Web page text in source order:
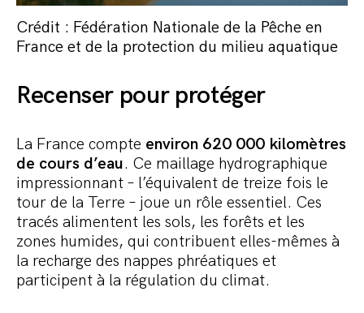
Crédit : Fédération Nationale de la Pêche en
France et de la protection du milieu aquatique
Recenser pour protéger
La France compte environ 620 000 kilomètres
de cours d’eau. Ce maillage hydrographique
impressionnant – l’équivalent de treize fois le
tour de la Terre – joue un rôle essentiel. Ces
tracés alimentent les sols, les forêts et les
zones humides, qui contribuent elles-mêmes à
la recharge des nappes phréatiques et
participent à la régulation du climat.